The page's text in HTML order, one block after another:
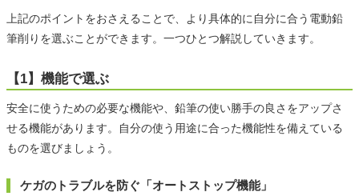
上記のポイントをおさえることで、より具体的に自分に合う電動鉛
筆削りを選ぶことができます。一つひとつ解説していきます。
【1】機能で選ぶ
安全に使うための必要な機能や、鉛筆の使い勝手の良さをアップさ
せる機能があります。自分の使う用途に合った機能性を備えている
ものを選びましょう。
ケガのトラブルを防ぐ「オートストップ機能」